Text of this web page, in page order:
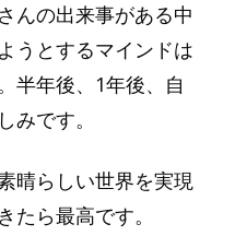
んの出来事がある中
うとするマインドは
半年後、1年後、自
みです。
晴らしい世界を実現
たら最高です。